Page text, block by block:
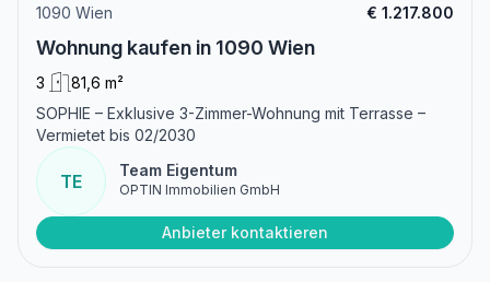
1090 Wien € 1.217.800
Wohnung kaufen in 1090 Wien
3
81,6 m²
SOPHIE – Exklusive 3-Zimmer-Wohnung mit Terrasse –
Vermietet bis 02/2030
TE
Team Eigentum
OPTIN Immobilien GmbH
Anbieter kontaktieren